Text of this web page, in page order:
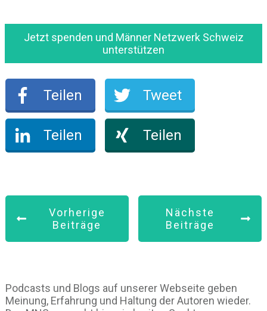
Jetzt spenden und Männer Netzwerk Schweiz
unterstützen
Teilen Tweet
Teilen Teilen
Vorherige
Beiträge
Nächste
Beiträge
Podcasts und Blogs auf unserer Webseite geben
Meinung, Erfahrung und Haltung der Autoren wieder.